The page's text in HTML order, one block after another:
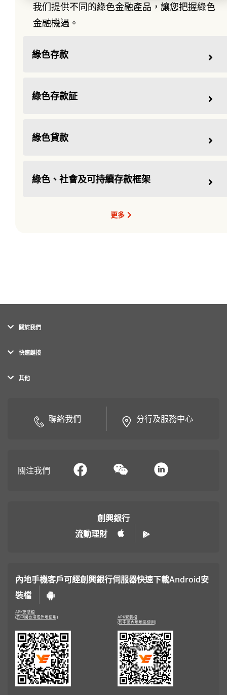
我们提供不同的綠色金融產品，讓您把握綠色
金融機遇。
綠色存款
綠色存款証
綠色貸款
綠色、社會及可持續存款框架
更多
關於我們
快速鏈接
其他
聯絡我們 分行及服務中心
關注我們
創興銀行
流動理財
內地手機客戶可經創興銀行伺服器快速下載Android安
裝檔
APK安裝檔
(於中國香港或外地使用)
APK安裝檔
(於中國內地地區使用)